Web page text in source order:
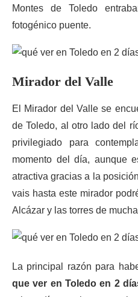
Montes de Toledo
fotogénico puente.
Mirador del Valle
El Mirador del Valle se
de Toledo, al otro lado del
privilegiado para
momento del día, aunque
atractiva gracias a la
vais hasta este mirador
Alcázar y las torres de
La principal razón para
que ver en Toledo en 2